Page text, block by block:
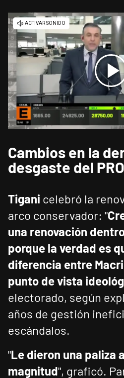
Cambios en la
desgaste del PRO
Tigani celebró la
arco conservador: "
una renovación
porque la verdad es
diferencia entre
punto de vista
electorado, según
años de gestión
escándalos.
"Le dieron una paliza
magnitud", graficó.